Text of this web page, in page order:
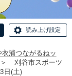
読み上げ設定
浦つながるねッ
＞
刈谷市スポーツ
日(土)